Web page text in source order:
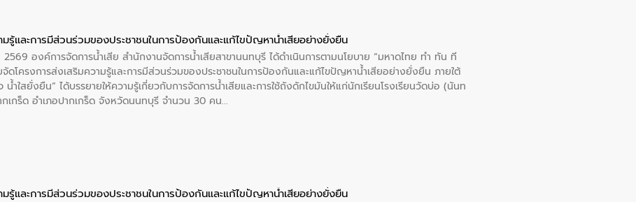
มรู้และการมีส่วนร่วมของประชาชนในการป้องกันและแก้ไขปัญหาน้ำเสียอย่างยั่งยืน
องค์การจัดการน้ำเสีย สำนักงานจัดการน้ำเสียสาขานนทบุรี ได้ดำเนินการตามนโยบาย “มหาดไทย ทำ ทัน ที
ดโครงการส่งเสริมความรู้และการมีส่วนร่วมของประชาชนในการป้องกันและแก้ไขปัญหาน้ำเสียอย่างยั่งยืน ภายใต้
น้ำใสยั่งยืน” ได้บรรยายให้ความรู้เกี่ยวกับการจัดการน้ำเสียและการใช้ถังดักไขมันให้แก่นักเรียนโรงเรียนวัดบ่อ (นันท
เกร็ด อำเภอปากเกร็ด จังหวัดนนทบุรี จำนวน 30 คน
มรู้และการมีส่วนร่วมของประชาชนในการป้องกันและแก้ไขปัญหาน้ำเสียอย่างยั่งยืน